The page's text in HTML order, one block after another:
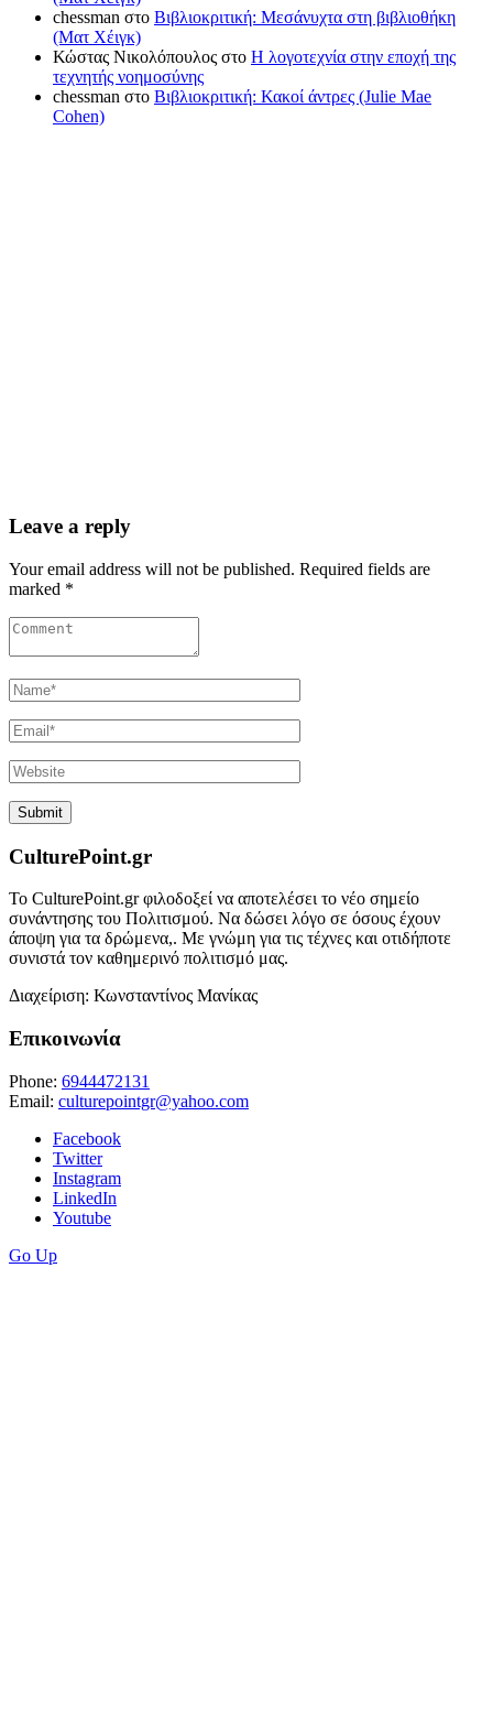
chessman στο Βιβλιοκριτική: Μεσάνυχτα στη βιβλιοθήκη
(Ματ Χέιγκ)
Κώστας Νικολόπουλος στο Η λογοτεχνία στην εποχή της
τεχνητής νοημοσύνης
chessman στο Βιβλιοκριτική: Κακοί άντρες (Julie Mae
Cohen)
Leave a reply
Your email address will not be published. Required fields are
marked *
CulturePoint.gr
Το CulturePoint.gr φιλοδοξεί να αποτελέσει το νέο σημείο
συνάντησης του Πολιτισμού. Να δώσει λόγο σε όσους έχουν
άποψη για τα δρώμενα,. Με γνώμη για τις τέχνες και οτιδήποτε
συνιστά τον καθημερινό πολιτισμό μας.
Διαχείριση: Κωνσταντίνος Μανίκας
Επικοινωνία
Phone: 6944472131
Email: culturepointgr@yahoo.com
Facebook
Twitter
Instagram
LinkedIn
Youtube
Go Up